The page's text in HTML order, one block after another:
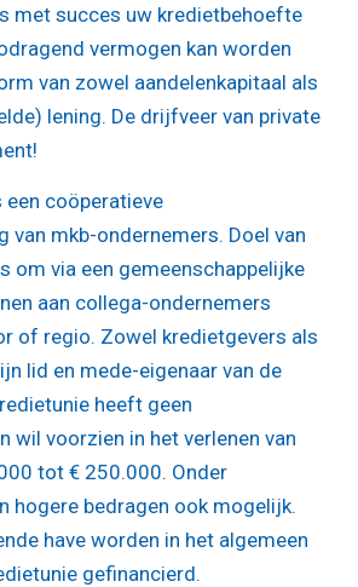
met succes uw kredietbehoefte
vermogen kan worden
van zowel aandelenkapitaal als
lening. De drijfveer van private
een coöperatieve
van mkb-ondernemers. Doel van
om via een gemeenschappelijke
aan collega-ondernemers
of regio. Zowel kredietgevers als
lid en mede-eigenaar van de
heeft geen
wil voorzien in het verlenen van
tot € 250.000. Onder
hogere bedragen ook mogelijk.
have worden in het algemeen
gefinancierd.